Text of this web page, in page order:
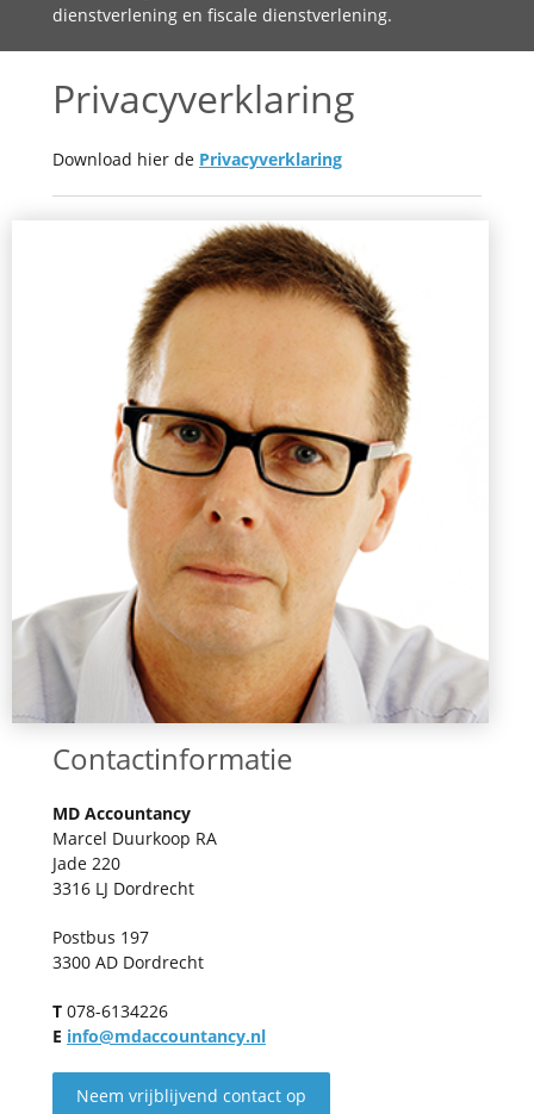
dienstverlening en fiscale dienstverlening.
Privacyverklaring
Download hier de Privacyverklaring
Contactinformatie
MD Accountancy
Marcel Duurkoop RA
Jade 220
3316 LJ Dordrecht
Postbus 197
3300 AD Dordrecht
T 078-6134226
E info@mdaccountancy.nl
Neem vrijblijvend contact op